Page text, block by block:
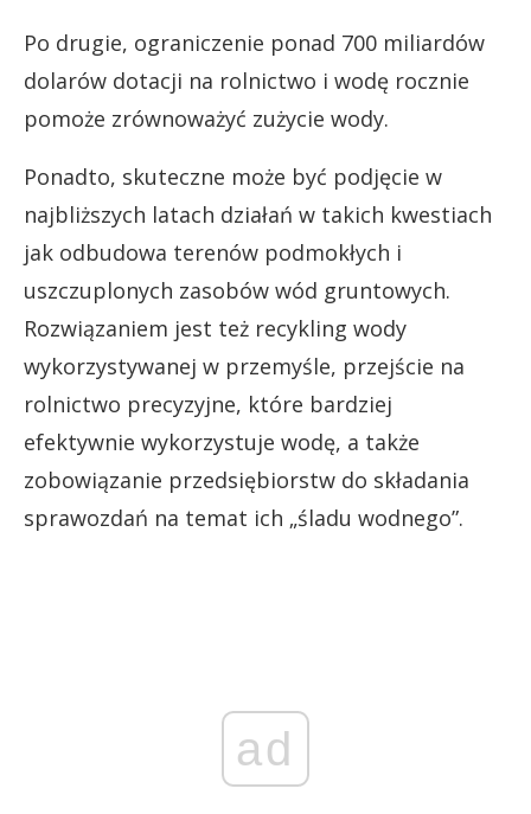
Po drugie, ograniczenie ponad 700 miliardów
dolarów dotacji na rolnictwo i wodę rocznie
pomoże zrównoważyć zużycie wody.
Ponadto, skuteczne może być podjęcie w
najbliższych latach działań w takich kwestiach
jak odbudowa terenów podmokłych i
uszczuplonych zasobów wód gruntowych.
Rozwiązaniem jest też recykling wody
wykorzystywanej w przemyśle, przejście na
rolnictwo precyzyjne, które bardziej
efektywnie wykorzystuje wodę, a także
zobowiązanie przedsiębiorstw do składania
sprawozdań na temat ich „śladu wodnego”.
ad